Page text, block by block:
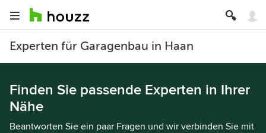
Experten für Garagenbau in Haan
Finden Sie passende Experten in Ihrer
Nähe
Beantworten Sie ein paar Fragen und wir verbinden Sie mit